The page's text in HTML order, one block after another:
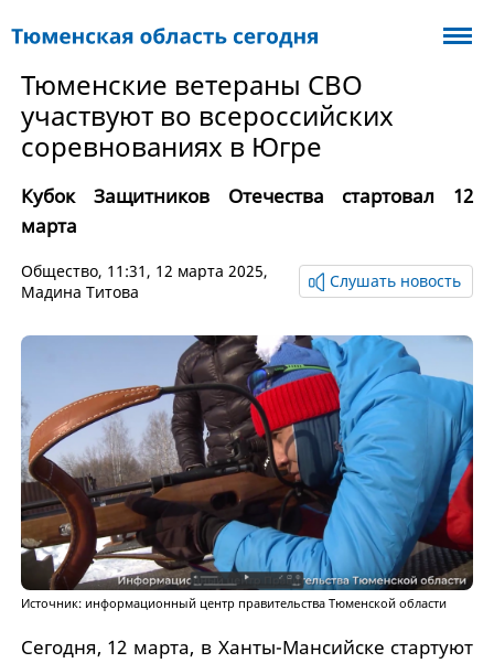
Тюменские ветераны СВО
участвуют во всероссийских
соревнованиях в Югре
Кубок Защитников Отечества стартовал 12
марта
Общество, 11:31, 12 марта 2025,
Мадина Титова
Слушать новость
Источник: информационный центр правительства Тюменской области
Сегодня, 12 марта, в Ханты-Мансийске стартуют